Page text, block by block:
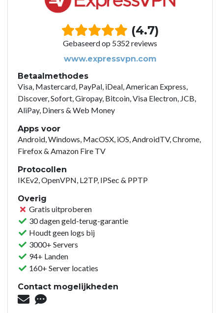
(4.7)
Gebaseerd op 5352 reviews
www.expressvpn.com
Betaalmethodes
Visa, Mastercard, PayPal, iDeal, American Express,
Discover, Sofort, Giropay, Bitcoin, Visa Electron, JCB,
AliPay, Diners & Web Money
Apps voor
Android, Windows, MacOSX, iOS, AndroidTV, Chrome,
Firefox & Amazon Fire TV
Protocollen
IKEv2, OpenVPN, L2TP, IPSec & PPTP
Overig
Gratis uitproberen
30 dagen geld-terug-garantie
Houdt geen logs bij
3000+ Servers
94+ Landen
160+ Server locaties
Contact mogelijkheden